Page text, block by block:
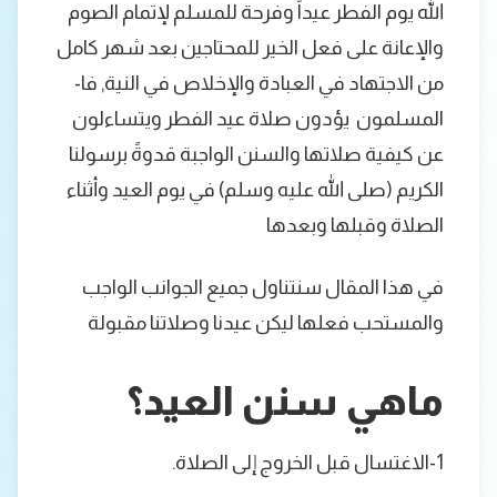
الله يوم الفطر عيداً وفرحة للمسلم لإتمام الصوم
والإعانة على فعل الخير للمحتاجين بعد شهر كامل
من الاجتهاد في العبادة والإخلاص في النية, فا-
المسلمون يؤدون صلاة عيد الفطر ويتساءلون
عن كيفية صلاتها والسنن الواجبة قدوةً برسولنا
الكريم (صلى الله عليه وسلم) في يوم العيد وأثناء
الصلاة وقبلها وبعدها
في هذا المقال سنتناول جميع الجوانب الواجب
والمستحب فعلها ليكن عيدنا وصلاتنا مقبولة
ماهي سنن العيد؟
1-الاغتسال قبل الخروج إلى الصلاة.